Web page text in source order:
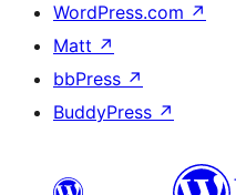
WordPress.com ↗
Matt ↗
bbPress ↗
BuddyPress ↗